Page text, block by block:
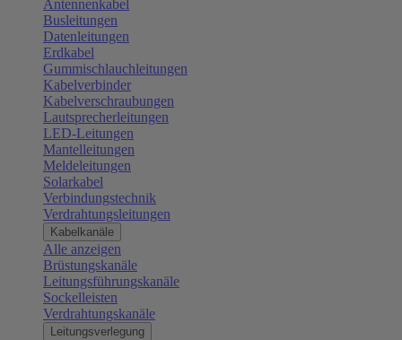
Antennenkabel
Busleitungen
Datenleitungen
Erdkabel
Gummischlauchleitungen
Kabelverbinder
Kabelverschraubungen
Lautsprecherleitungen
LED-Leitungen
Mantelleitungen
Meldeleitungen
Solarkabel
Verbindungstechnik
Verdrahtungsleitungen
Kabelkanäle
Alle anzeigen
Brüstungskanäle
Leitungsführungskanäle
Sockelleisten
Verdrahtungskanäle
Leitungsverlegung